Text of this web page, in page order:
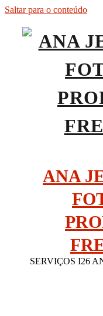
Saltar para o conteúdo
ANA
SERVIÇOS I26